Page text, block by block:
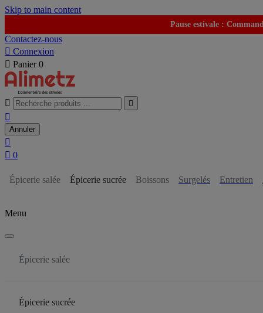
Skip to main content
Pause estivale :
Contactez-nous
 Connexion
 Panier 0
 

Annuler

 0
Épicerie salée Épicerie sucrée Boissons Surgelés Entretien
Menu
Épicerie salée
Épicerie sucrée